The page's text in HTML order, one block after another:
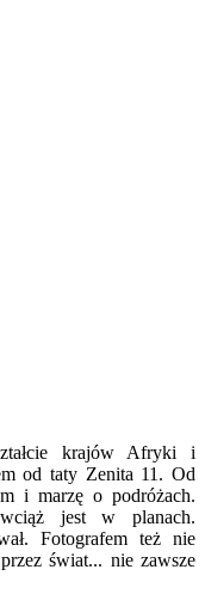
krajów Afryki i
od taty Zenita 11. Od
i marzę o podróżach.
wciąż jest w planach.
Fotografem też nie
świat... nie zawsze